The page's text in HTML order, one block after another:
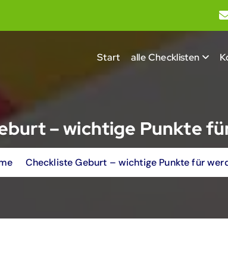
Start alle Checklisten
– wichtige Punkte
Checkliste Geburt – wichtige Punkte für